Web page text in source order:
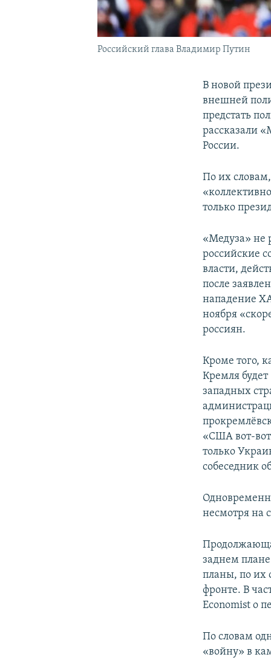
Российский глава Владимир Путин
В новой
внешней
предстать
рассказали
России.
По их
только
«Медуза» не
российские
власти,
после
нападение
ноября
россиян.
Кроме того,
Кремля
западных
«США вот-вот
только
собеседник
несмотря на
заднем
планы, по их
фронте. В
Economist о
По словам
«войну» в